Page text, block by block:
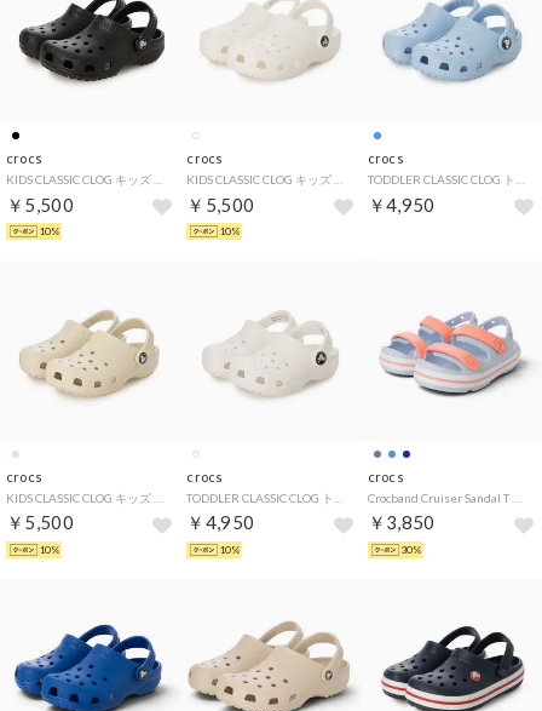
crocs
KIDS CLASSIC CLOG キッズ クラシック クロッグ 206991001 （ブラック）
￥5,500
10%
crocs
KIDS CLASSIC CLOG キッズ クラシック クロッグ 206991 100 （ホワイト）
￥5,500
10%
crocs
TODDLER CLASSIC CLOG トドラー クラシック クロッグ 206990 4NS （サックスブルー）
￥4,950
crocs
￥5,500
10%
crocs
￥4,950
10%
crocs
￥3,850
30%